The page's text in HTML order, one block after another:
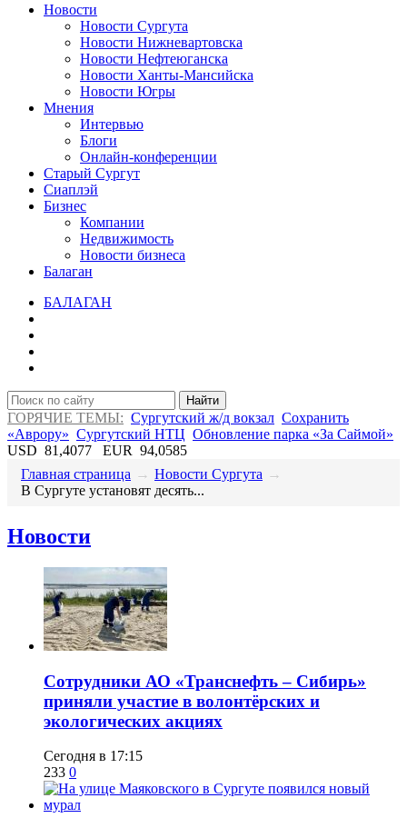
Новости
Новости Сургута
Новости Нижневартовска
Новости Нефтеюганска
Новости Ханты-Мансийска
Новости Югры
Мнения
Интервью
Блоги
Онлайн-конференции
Старый Сургут
Сиаплэй
Бизнес
Компании
Недвижимость
Новости бизнеса
Балаган
БАЛАГАН
Найти
ГОРЯЧИЕ ТЕМЫ: Сургутский ж/д вокзал Сохранить
«Аврору» Сургутский НТЦ Обновление парка «За Саймой»
USD 81,4077 EUR 94,0585
Главная страница → Новости Сургута →
В Сургуте установят десять...
Новости
Сотрудники АО «Транснефть – Сибирь»
приняли участие в волонтёрских и
экологических акциях
Сегодня в 17:15
233 0